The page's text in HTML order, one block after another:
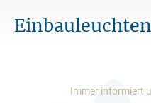
Einbauleuchten
Immer informiert